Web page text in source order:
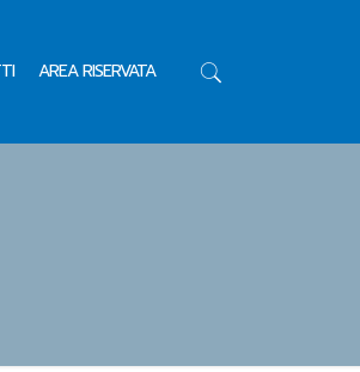
AREA RISERVATA